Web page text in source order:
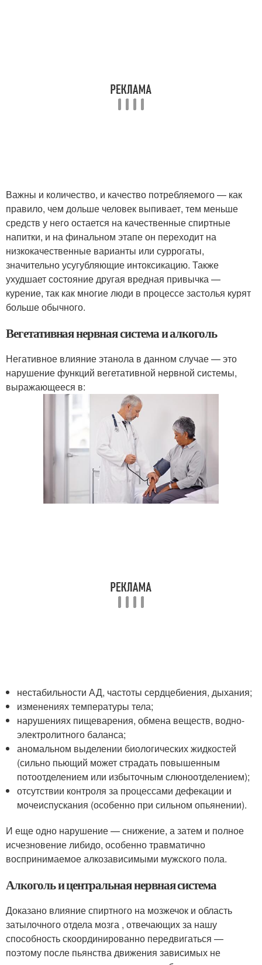
Важны и количество, и качество потребляемого — как
правило, чем дольше человек выпивает, тем меньше
средств у него остается на качественные спиртные
напитки, и на финальном этапе он переходит на
низкокачественные варианты или суррогаты,
значительно усугубляющие интоксикацию. Также
ухудшает состояние другая вредная привычка —
курение, так как многие люди в процессе застолья курят
больше обычного.
Вегетативная нервная система и алкоголь
Негативное влияние этанола в данном случае — это
нарушение функций вегетативной нервной системы,
выражающееся в:
нестабильности АД, частоты сердцебиения, дыхания;
изменениях температуры тела;
нарушениях пищеварения, обмена веществ, водно-
электролитного баланса;
аномальном выделении биологических жидкостей
(сильно пьющий может страдать повышенным
потоотделением или избыточным слюноотделением);
отсутствии контроля за процессами дефекации и
мочеиспускания (особенно при сильном опьянении).
И еще одно нарушение — снижение, а затем и полное
исчезновение либидо, особенно травматично
воспринимаемое алкозависимыми мужского пола.
Алкоголь и центральная нервная система
Доказано влияние спиртного на мозжечок и область
затылочного отдела мозга , отвечающих за нашу
способность скоординированно передвигаться —
поэтому после пьянства движения зависимых не